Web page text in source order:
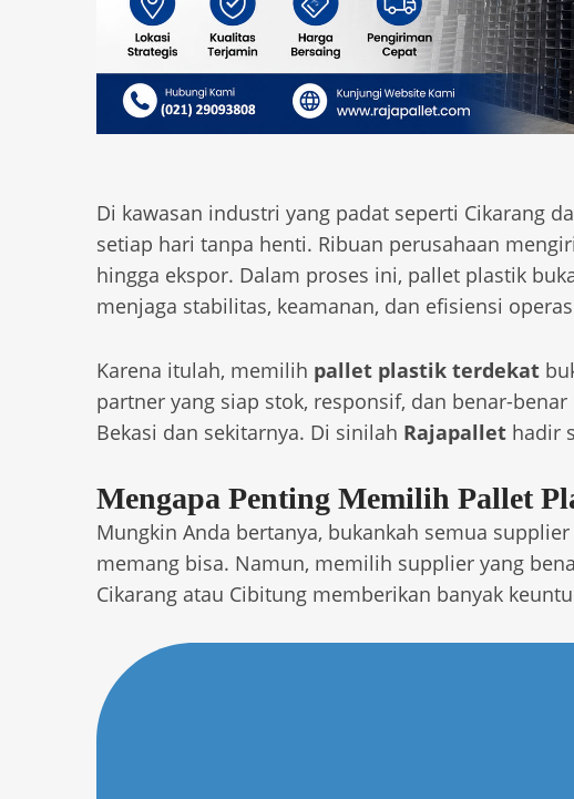
Di kawasan industri yang padat seperti Cikarang
setiap hari tanpa henti. Ribuan perusahaan
hingga ekspor. Dalam proses ini, pallet plastik
menjaga stabilitas, keamanan, dan efisiensi
Karena itulah, memilih pallet plastik terdekat
partner yang siap stok, responsif, dan benar-
Bekasi dan sekitarnya. Di sinilah Rajapallet hadir
Mengapa Penting Memilih Pallet
Mungkin Anda bertanya, bukankah semua
memang bisa. Namun, memilih supplier yang
Cikarang atau Cibitung memberikan banyak